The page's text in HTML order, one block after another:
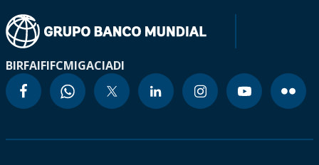
BIRFAIFIFCMIGACIADI